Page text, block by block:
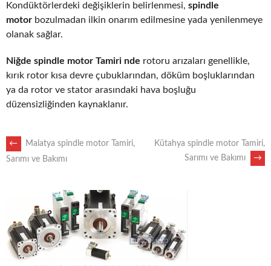
Kondüktörlerdeki değişiklerin belirlenmesi, spindle
motor bozulmadan ilkin onarım edilmesine yada yenilenmeye
olanak sağlar.
Niğde spindle motor Tamiri nde rotoru arızaları genellikle,
kırık rotor kısa devre çubuklarından, döküm boşluklarından
ya da rotor ve stator arasındaki hava boşluğu
düzensizliğinden kaynaklanır.
POST
NAVIGATION
←
Malatya spindle motor Tamiri,
Sarımı ve Bakımı
Kütahya spindle motor Tamiri,
Sarımı ve Bakımı
→